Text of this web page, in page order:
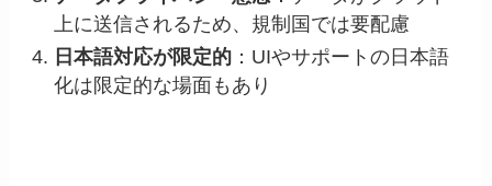
上に送信されるため、規制国では要配慮
日本語対応が限定的 ：UIやサポートの日本語
化は限定的な場面もあり